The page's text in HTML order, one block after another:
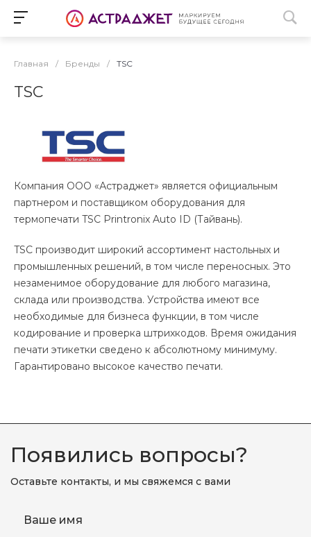
Главная / Бренды / TSC
TSC
Компания ООО «Астраджет» является официальным
партнером и поставщиком оборудования для
термопечати TSC Printronix Auto ID (Тайвань).
TSC производит широкий ассортимент настольных и
промышленных решений, в том числе переносных. Это
незаменимое оборудование для любого магазина,
склада или производства. Устройства имеют все
необходимые для бизнеса функции, в том числе
кодирование и проверка штрихкодов. Время ожидания
печати этикетки сведено к абсолютному минимуму.
Гарантировано высокое качество печати.
Появились вопросы?
Оставьте контакты, и мы свяжемся с вами
Ваше имя